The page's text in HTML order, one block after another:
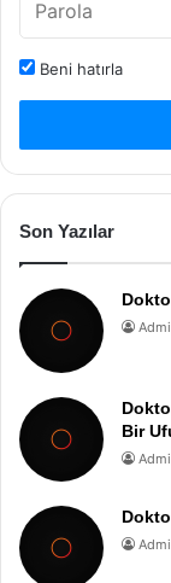
Beni hatırla
Son Yazılar
Bir